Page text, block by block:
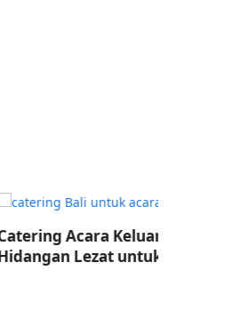
Keluarga Bali:
untuk Semua